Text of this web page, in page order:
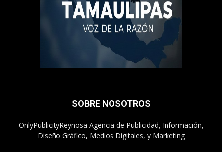
SOBRE NOSOTROS
OnlyPublicityReynosa Agencia de Publicidad, Información,
Diseño Gráfico, Medios Digitales, y Marketing